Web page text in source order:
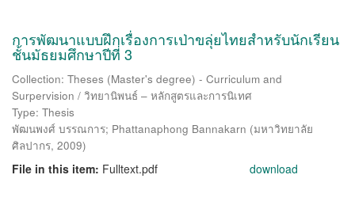
การพัฒนาแบบฝึกเรื่องการเป่าขลุ่ยไทยสำหรับนักเรียน
ชั้นมัธยมศึกษาปีที่ 3
Collection: Theses (Master's degree) - Curriculum and
Surpervision / วิทยานิพนธ์ – หลักสูตรและการนิเทศ
Type: Thesis
พัฒนพงศ์ บรรณการ; Phattanaphong Bannakarn (มหาวิทยาลัย
ศิลปากร, 2009)
File in this item: Fulltext.pdf download